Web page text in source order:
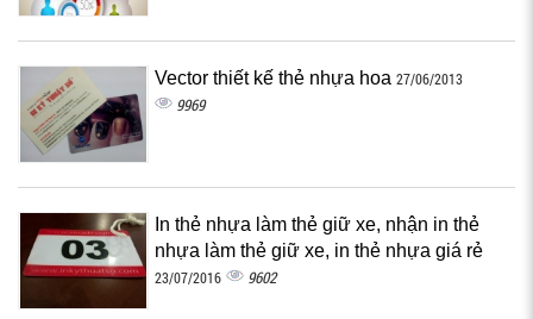
Vector thiết kế thẻ nhựa hoa 27/06/2013
9969
In thẻ nhựa làm thẻ giữ xe, nhận in thẻ
nhựa làm thẻ giữ xe, in thẻ nhựa giá rẻ
23/07/2016 9602